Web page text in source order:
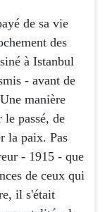
de sa vie
des
à Istanbul
- avant de
manière
passé, de
la paix. Pas
- 1915 - que
de ceux qui
il s'était